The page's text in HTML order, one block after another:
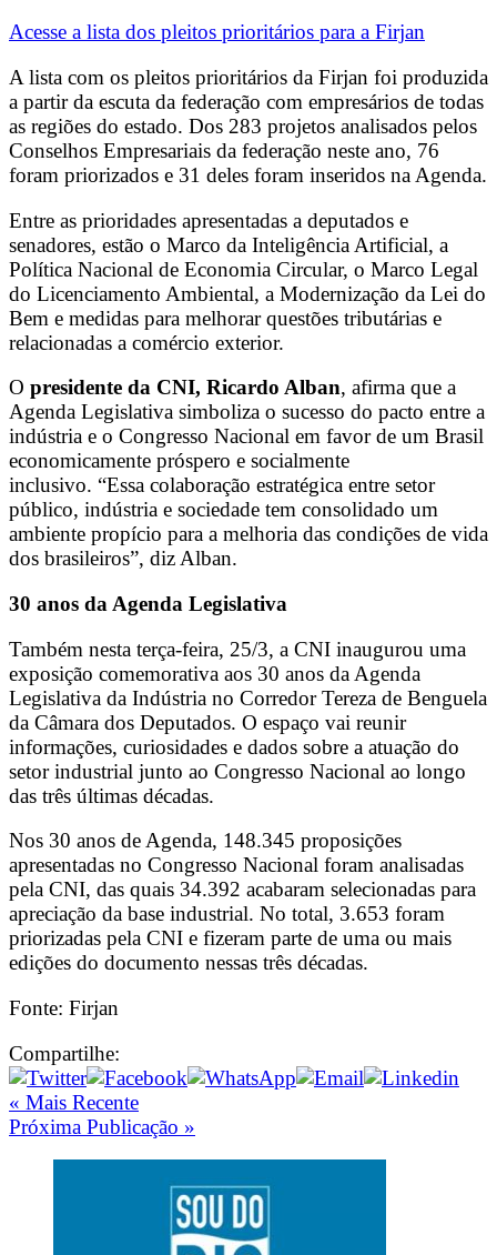
Acesse a lista dos pleitos prioritários para a Firjan
A lista com os pleitos prioritários da Firjan foi produzida
a partir da escuta da federação com empresários de todas
as regiões do estado. Dos 283 projetos analisados pelos
Conselhos Empresariais da federação neste ano, 76
foram priorizados e 31 deles foram inseridos na Agenda.
Entre as prioridades apresentadas a deputados e
senadores, estão o Marco da Inteligência Artificial, a
Política Nacional de Economia Circular, o Marco Legal
do Licenciamento Ambiental, a Modernização da Lei do
Bem e medidas para melhorar questões tributárias e
relacionadas a comércio exterior.
O presidente da CNI, Ricardo Alban, afirma que a
Agenda Legislativa simboliza o sucesso do pacto entre a
indústria e o Congresso Nacional em favor de um Brasil
economicamente próspero e socialmente
inclusivo. “Essa colaboração estratégica entre setor
público, indústria e sociedade tem consolidado um
ambiente propício para a melhoria das condições de vida
dos brasileiros”, diz Alban.
30 anos da Agenda Legislativa
Também nesta terça-feira, 25/3, a CNI inaugurou uma
exposição comemorativa aos 30 anos da Agenda
Legislativa da Indústria no Corredor Tereza de Benguela
da Câmara dos Deputados. O espaço vai reunir
informações, curiosidades e dados sobre a atuação do
setor industrial junto ao Congresso Nacional ao longo
das três últimas décadas.
Nos 30 anos de Agenda, 148.345 proposições
apresentadas no Congresso Nacional foram analisadas
pela CNI, das quais 34.392 acabaram selecionadas para
apreciação da base industrial. No total, 3.653 foram
priorizadas pela CNI e fizeram parte de uma ou mais
edições do documento nessas três décadas.
Fonte: Firjan
Compartilhe:
« Mais Recente
Próxima Publicação »